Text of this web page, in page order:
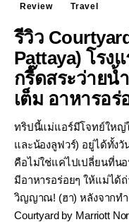
Review Travel
รีวิว
Pattaya) โรง
กรี๊ดสระว่ายน้
เต็ม อาหารอ
ทริปนี้แม่แอร์มีโจทย์ใหญ่
และน้องลูฟวร์) อยู่ได้ทั้ง
คือไม่ใช่แค่ไปเปลี่ยนที่น
มีอาหารอร่อยๆ ให้แม่ได้
วิญญาณ! (ฮา) หลังจากท
Courtyard by Marriott